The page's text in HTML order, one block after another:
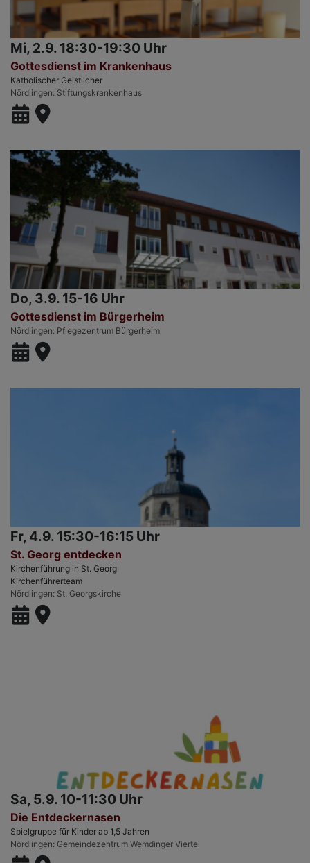
Mi, 2.9. 18:30-19:30 Uhr
Gottesdienst im Krankenhaus
Katholischer Geistlicher
Nördlingen Stiftungskrankenhaus
Do, 3.9. 15-16 Uhr
Gottesdienst im Bürgerheim
Nördlingen Pflegezentrum Bürgerheim
Fr, 4.9. 15:30-16:15 Uhr
St. Georg entdecken
Kirchenführung in St. Georg
Kirchenführerteam
Nördlingen St. Georgskirche
Sa, 5.9. 10-11:30 Uhr
Die Entdeckernasen
Spielgruppe für Kinder ab 1,5 Jahren
Nördlingen Gemeindezentrum Wemdinger Viertel